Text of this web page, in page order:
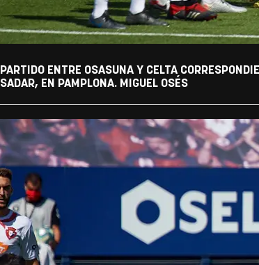
PARTIDO ENTRE OSASUNA Y CELTA
SADAR, EN PAMPLONA. MIGUEL OSÉS